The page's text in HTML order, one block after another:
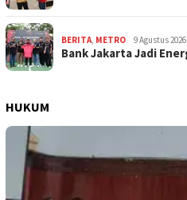
BERITA METRO 9 Agustus 2026
Bank Jakarta Jadi
HUKUM